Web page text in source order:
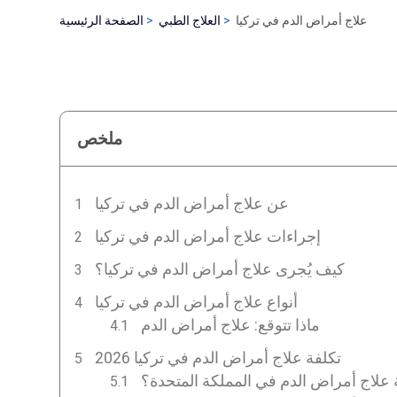
الصفحة الرئيسية العلاج الطبي علاج أمراض الدم في تركيا
ملخص
عن علاج أمراض الدم في تركيا
إجراءات علاج أمراض الدم في تركيا
كيف يُجرى علاج أمراض الدم في تركيا؟
أنواع علاج أمراض الدم في تركيا
ماذا تتوقع: علاج أمراض الدم
تكلفة علاج أمراض الدم في تركيا 2026
علاج أمراض الدم في المملكة المتحدة؟